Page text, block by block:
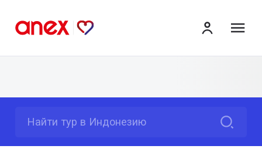
Найти тур в Индонезию